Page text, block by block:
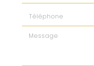
Message